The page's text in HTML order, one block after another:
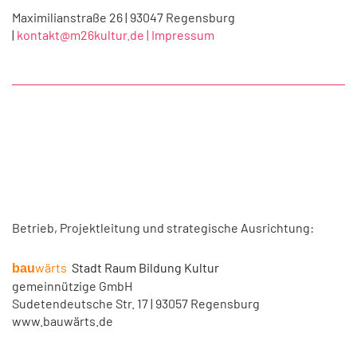
Maximilianstraße 26 | 93047 Regensburg
| kontakt@m26kultur.de | Impressum
Betrieb, Projektleitung und strategische Ausrichtung:
bauwärts Stadt Raum Bildung Kultur
gemeinnützige GmbH
Sudetendeutsche Str. 17 | 93057 Regensburg
www.bauwärts.de